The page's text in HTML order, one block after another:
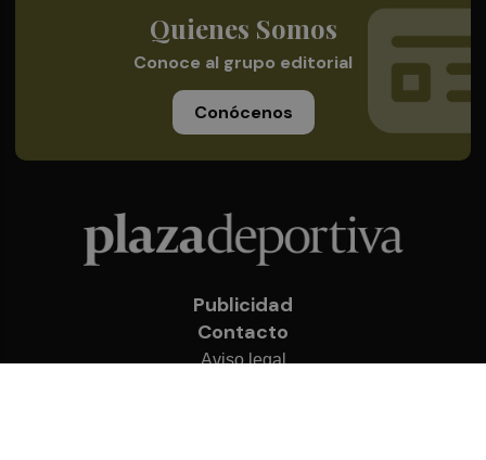
Quienes Somos
Conoce al grupo editorial
Conócenos
Publicidad
Contacto
Aviso legal